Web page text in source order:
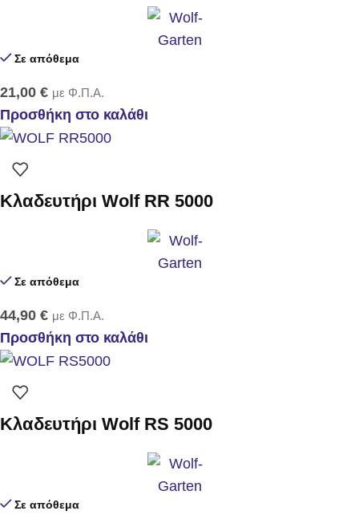
Σε απόθεμα
21,00 € με Φ.Π.Α.
Προσθήκη στο καλάθι
Κλαδευτήρι Wolf RR 5000
Σε απόθεμα
44,90 € με Φ.Π.Α.
Προσθήκη στο καλάθι
Κλαδευτήρι Wolf RS 5000
Σε απόθεμα